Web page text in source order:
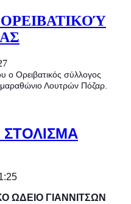
ΤΗΣ
ο Ορειβατικός σύλλογος
Λουτρών Πόζαρ.
ΣΤΟΛΙΣΜΑ
ΩΔΕΙΟ ΓΙΑΝΝΙΤΣΩΝ